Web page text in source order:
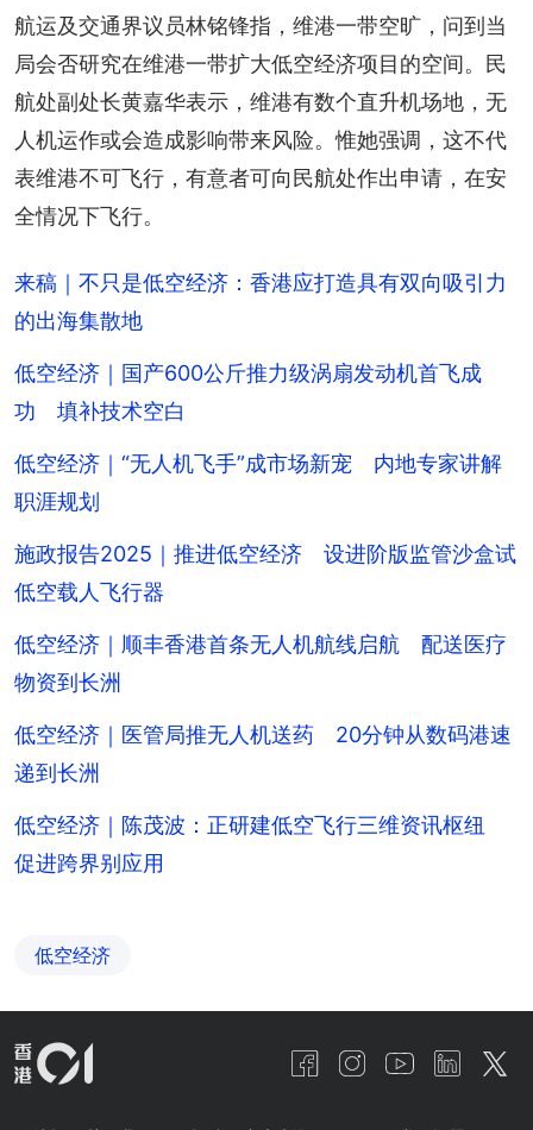
航运及交通界议员林铭锋指，维港一带空旷，问到当
局会否研究在维港一带扩大低空经济项目的空间。民
航处副处长黄嘉华表示，维港有数个直升机场地，无
人机运作或会造成影响带来风险。惟她强调，这不代
表维港不可飞行，有意者可向民航处作出申请，在安
全情况下飞行。
来稿｜不只是低空经济：香港应打造具有双向吸引力
的出海集散地
低空经济｜国产600公斤推力级涡扇发动机首飞成
功 填补技术空白
低空经济｜“无人机飞手”成市场新宠 内地专家讲解
职涯规划
施政报告2025｜推进低空经济 设进阶版监管沙盒试
低空载人飞行器
低空经济｜顺丰香港首条无人机航线启航 配送医疗
物资到长洲
低空经济｜医管局推无人机送药 20分钟从数码港速
递到长洲
低空经济｜陈茂波：正研建低空飞行三维资讯枢纽
促进跨界别应用
低空经济